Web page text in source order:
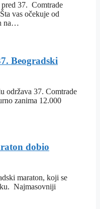
37. Comtrade
vas očekuje od
na…
Beogradski
održava 37. Comtrade
zanima 12.000
dobio
maraton, koji se
Najmasovniji